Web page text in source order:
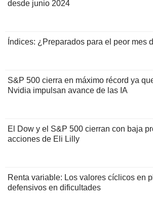
desde junio 2024
Índices: ¿Preparados para el peor mes
S&P 500 cierra en máximo récord ya
Nvidia impulsan avance de las IA
El Dow y el S&P 500 cierran con baja
acciones de Eli Lilly
Renta variable: Los valores cíclicos en
defensivos en dificultades